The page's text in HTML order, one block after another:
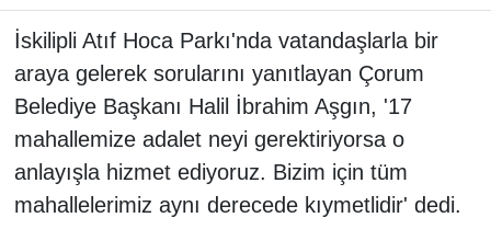
İskilipli Atıf Hoca Parkı'nda vatandaşlarla bir
araya gelerek sorularını yanıtlayan Çorum
Belediye Başkanı Halil İbrahim Aşgın, '17
mahallemize adalet neyi gerektiriyorsa o
anlayışla hizmet ediyoruz. Bizim için tüm
mahallelerimiz aynı derecede kıymetlidir' dedi.